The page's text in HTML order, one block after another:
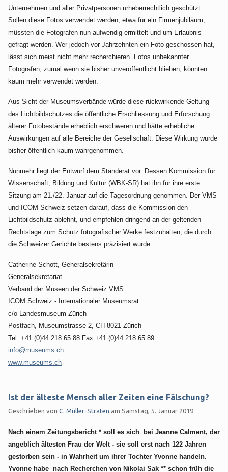
Unternehmen und aller Privatpersonen urheberrechtlich geschützt.
Sollen diese Fotos verwendet werden, etwa für ein Firmenjubiläum,
müssten die Fotografen nun aufwendig ermittelt und um Erlaubnis
gefragt werden. Wer jedoch vor Jahrzehnten ein Foto geschossen hat,
lässt sich meist nicht mehr recherchieren. Fotos unbekannter
Fotografen, zumal wenn sie bisher unveröffentlicht blieben, könnten
kaum mehr verwendet werden.
Aus Sicht der Museumsverbände würde diese rückwirkende Geltung
des Lichtbildschutzes die öffentliche Erschliessung und Erforschung
älterer Fotobestände erheblich erschweren und hätte erhebliche
Auswirkungen auf alle Bereiche der Gesellschaft. Diese Wirkung wurde
bisher öffentlich kaum wahrgenommen.
Nunmehr liegt der Entwurf dem Ständerat vor. Dessen Kommission für
Wissenschaft, Bildung und Kultur (WBK-SR) hat ihn für ihre erste
Sitzung am 21./22. Januar auf die Tagesordnung genommen. Der VMS
und ICOM Schweiz setzen darauf, dass die Kommission den
Lichtbildschutz ablehnt, und empfehlen dringend an der geltenden
Rechtslage zum Schutz fotografischer Werke festzuhalten, die durch
die Schweizer Gerichte bestens präzisiert wurde.
Catherine Schott, Generalsekretärin
Generalsekretariat
Verband der Museen der Schweiz VMS
ICOM Schweiz - Internationaler Museumsrat
c/o Landesmuseum Zürich
Postfach, Museumstrasse 2, CH-8021 Zürich
Tel. +41 (0)44 218 65 88 Fax +41 (0)44 218 65 89
info@museums.ch
www.museums.ch
Ist der älteste Mensch aller Zeiten eine Fälschung?
Geschrieben von C. Müller-Straten am Samstag, 5. Januar 2019
Nach einem Zeitungsbericht * soll es sich bei Jeanne Calment, der
angeblich ältesten Frau der Welt - sie soll erst nach 122 Jahren
gestorben sein - in Wahrheit um ihrer Tochter Yvonne handeln.
Yvonne habe nach Recherchen von Nikolai Sak ** schon früh die